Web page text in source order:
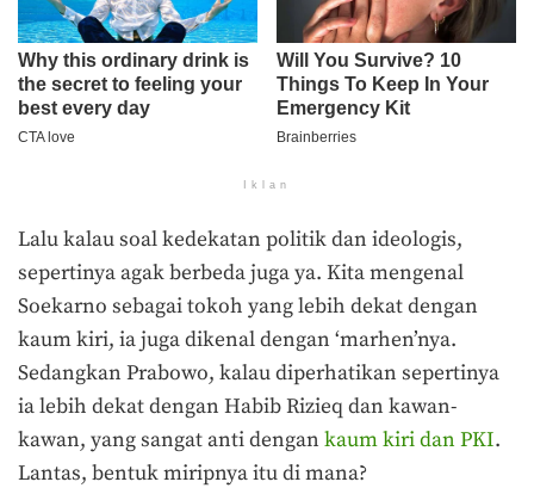
Iklan
Lalu kalau soal kedekatan politik dan ideologis,
sepertinya agak berbeda juga ya. Kita mengenal
Soekarno sebagai tokoh yang lebih dekat dengan
kaum kiri, ia juga dikenal dengan ‘marhen’nya.
Sedangkan Prabowo, kalau diperhatikan sepertinya
ia lebih dekat dengan Habib Rizieq dan kawan-
kawan, yang sangat anti dengan kaum kiri dan PKI.
Lantas, bentuk miripnya itu di mana?